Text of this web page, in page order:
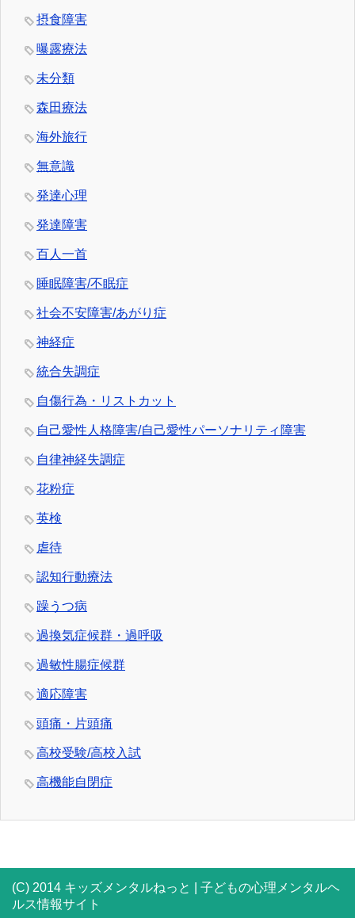
摂食障害
曝露療法
未分類
森田療法
海外旅行
無意識
発達心理
発達障害
百人一首
睡眠障害/不眠症
社会不安障害/あがり症
神経症
統合失調症
自傷行為・リストカット
自己愛性人格障害/自己愛性パーソナリティ障害
自律神経失調症
花粉症
英検
虐待
認知行動療法
躁うつ病
過換気症候群・過呼吸
過敏性腸症候群
適応障害
頭痛・片頭痛
高校受験/高校入試
高機能自閉症
(C) 2014 キッズメンタルねっと | 子どもの心理メンタルヘ
ルス情報サイト